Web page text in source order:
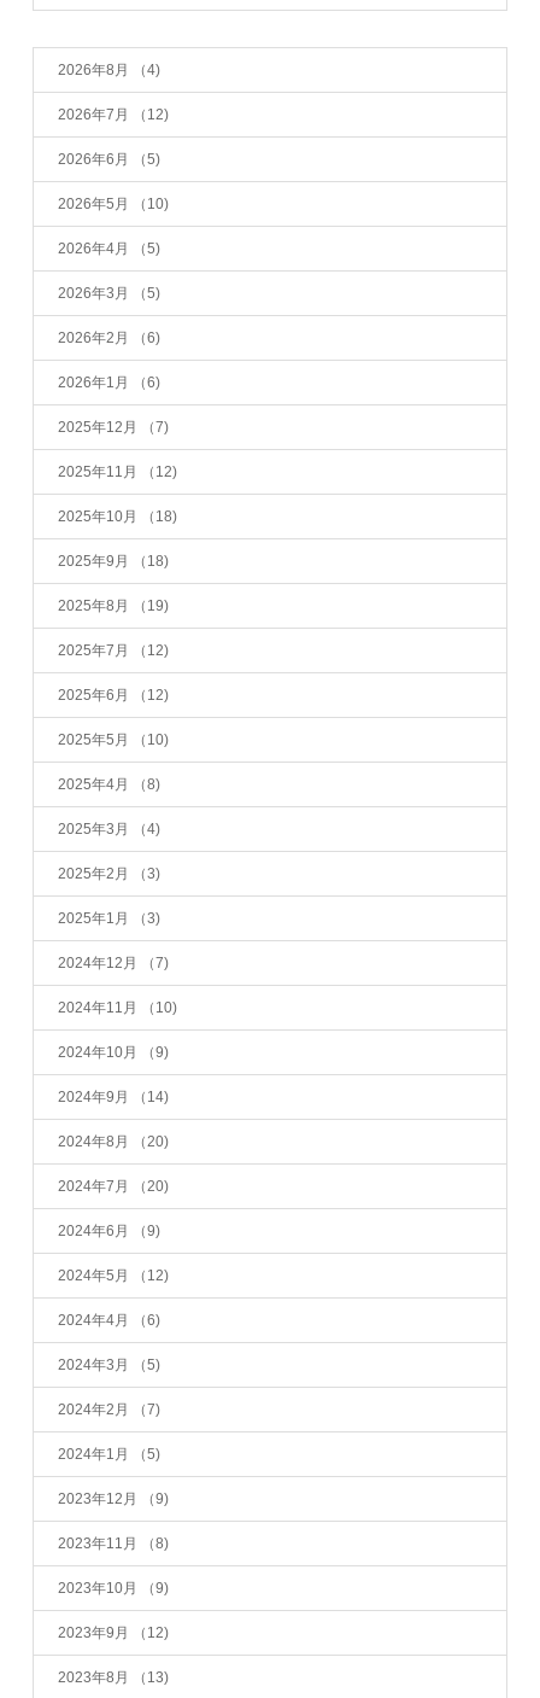
2026年8月 （4)
2026年7月 （12)
2026年6月 （5)
2026年5月 （10)
2026年4月 （5)
2026年3月 （5)
2026年2月 （6)
2026年1月 （6)
2025年12月 （7)
2025年11月 （12)
2025年10月 （18)
2025年9月 （18)
2025年8月 （19)
2025年7月 （12)
2025年6月 （12)
2025年5月 （10)
2025年4月 （8)
2025年3月 （4)
2025年2月 （3)
2025年1月 （3)
2024年12月 （7)
2024年11月 （10)
2024年10月 （9)
2024年9月 （14)
2024年8月 （20)
2024年7月 （20)
2024年6月 （9)
2024年5月 （12)
2024年4月 （6)
2024年3月 （5)
2024年2月 （7)
2024年1月 （5)
2023年12月 （9)
2023年11月 （8)
2023年10月 （9)
2023年9月 （12)
2023年8月 （13)